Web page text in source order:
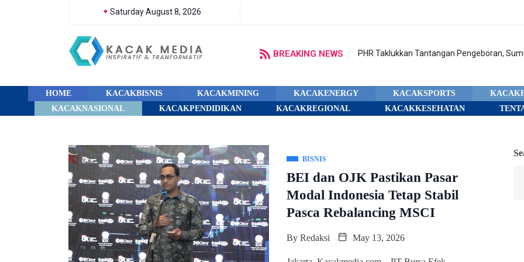
Saturday August 8, 2026
BREAKING NEWS PHR Taklukkan Tantangan Pengeboran,
HOME KACAKBISNIS KACAKMINING KACAKENERGY KACAKSPORTS
KACAKNASIONAL
KACAKPENDIDIKAN KACAKREGIONAL KACAKKESEHATAN
BISNIS
BEI dan OJK Pastikan Pasar
Modal Indonesia Tetap Stabil
Pasca Rebalancing MSCI
By Redaksi May 13, 2026